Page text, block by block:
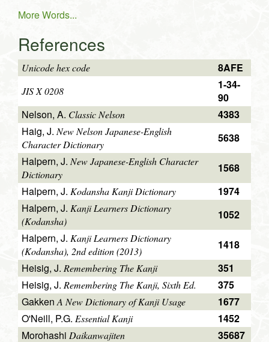
More Words...
References
Unicode hex code 8AFE
JIS X 0208
1-34-
90
Nelson, A. Classic Nelson
4383
Haig, J.New Nelson Japanese-English
Character Dictionary
5638
Halpern, J. New Japanese-English Character
Dictionary
1568
Halpern, J. Kodansha Kanji Dictionary
1974
Halpern, J. Kanji Learners Dictionary
(Kodansha)
1052
Halpern, J. Kanji Learners Dictionary
(Kodansha), 2nd edition (2013)
1418
Heisig, J. Remembering The Kanji
351
Heisig, J. Remembering The Kanji, Sixth Ed.
375
GakkenA New Dictionary of Kanji Usage
1677
O'Neill, P.G. Essential Kanji
1452
Morohashi Daikanwajiten 35687